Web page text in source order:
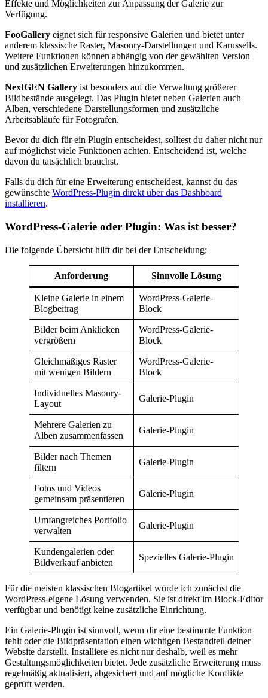
Effekte und Möglichkeiten zur Anpassung der Galerie zur
Verfügung.
FooGallery eignet sich für responsive Galerien und bietet unter
anderem klassische Raster, Masonry-Darstellungen und Karussells.
Weitere Funktionen können abhängig von der gewählten Version
und zusätzlichen Erweiterungen hinzukommen.
NextGEN Gallery ist besonders auf die Verwaltung größerer
Bildbestände ausgelegt. Das Plugin bietet neben Galerien auch
Alben, verschiedene Darstellungsformen und zusätzliche
Arbeitsabläufe für Fotografen.
Bevor du dich für ein Plugin entscheidest, solltest du daher nicht nur
auf möglichst viele Funktionen achten. Entscheidend ist, welche
davon du tatsächlich brauchst.
Falls du dich für eine Erweiterung entscheidest, kannst du das
gewünschte WordPress-Plugin direkt über das Dashboard
installieren.
WordPress-Galerie oder Plugin: Was ist besser?
Die folgende Übersicht hilft dir bei der Entscheidung:
Anforderung Sinnvolle Lösung
Kleine Galerie in einem
Blogbeitrag
WordPress-Galerie-
Block
Bilder beim Anklicken
vergrößern
WordPress-Galerie-
Block
Gleichmäßiges Raster
mit wenigen Bildern
WordPress-Galerie-
Block
Individuelles Masonry-
Layout
Galerie-Plugin
Mehrere Galerien zu
Alben zusammenfassen
Galerie-Plugin
Bilder nach Themen
filtern
Galerie-Plugin
Fotos und Videos
gemeinsam präsentieren
Galerie-Plugin
Umfangreiches Portfolio
verwalten
Galerie-Plugin
Kundengalerien oder
Bildverkauf anbieten
Spezielles Galerie-Plugin
Für die meisten klassischen Blogartikel würde ich zunächst die
WordPress-eigene Lösung verwenden. Sie ist direkt im Block-Editor
verfügbar und benötigt keine zusätzliche Einrichtung.
Ein Galerie-Plugin ist sinnvoll, wenn dir eine bestimmte Funktion
fehlt oder die Bildpräsentation einen wichtigen Bestandteil deiner
Website darstellt. Installiere es nicht nur deshalb, weil es mehr
Gestaltungsmöglichkeiten bietet. Jede zusätzliche Erweiterung muss
regelmäßig aktualisiert, abgesichert und auf mögliche Konflikte
geprüft werden.